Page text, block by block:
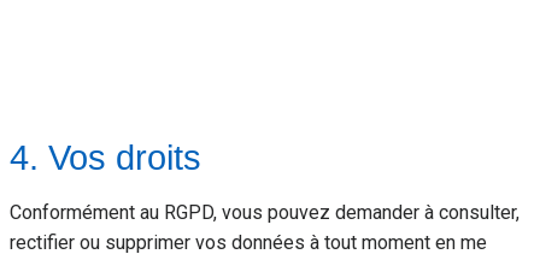
4. Vos droits
Conformément au RGPD, vous pouvez demander à consulter,
rectifier ou supprimer vos données à tout moment en me